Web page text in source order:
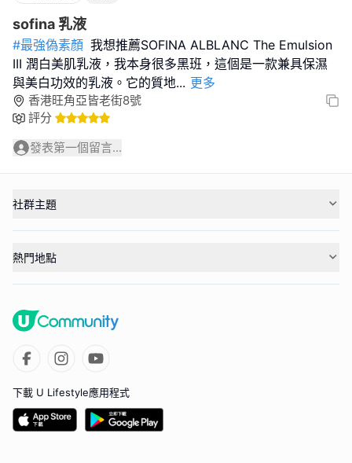
sofina 乳液
#最強偽素顏 我想推薦SOFINA ALBLANC The Emulsion
III 潤白美肌乳液，我本身很多黑班，這個是一款兼具保濕
與美白功效的乳液。它的質地... 更多
香港旺角亞皆老街8號
評分
發表第一個留言...
社群主題
熱門地點
下載 U Lifestyle應用程式